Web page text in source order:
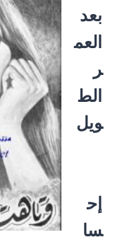
بعد
العم
ر
الط
ويل
إح
سا